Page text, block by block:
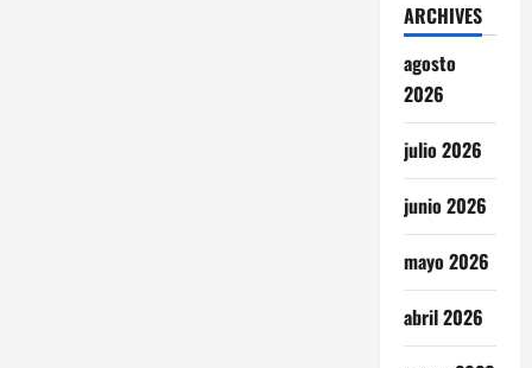
ARCHIVES
agosto
2026
julio 2026
junio 2026
mayo 2026
abril 2026